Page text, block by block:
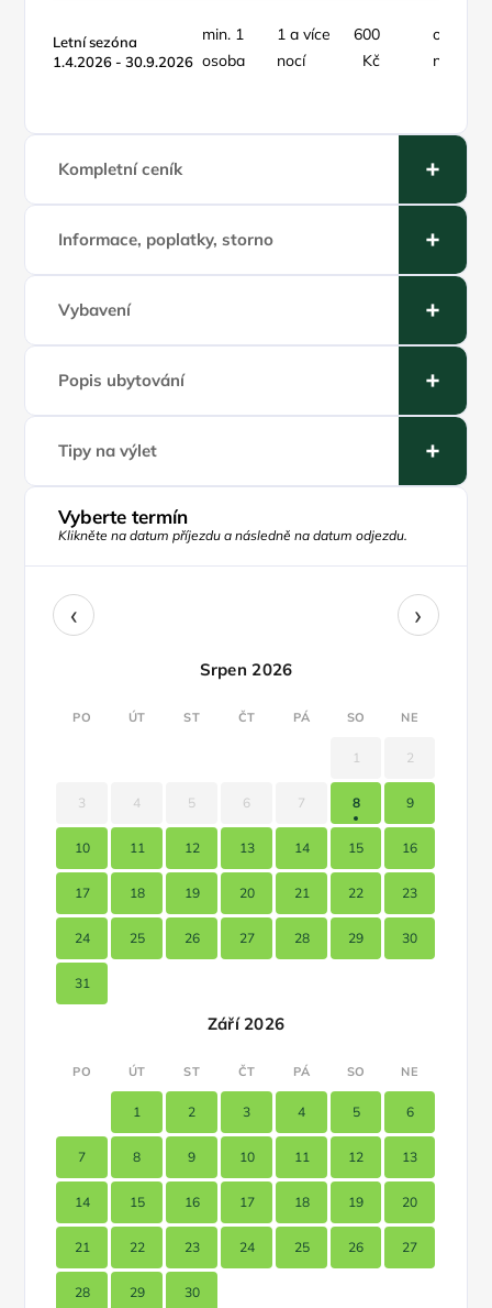
Letní sezóna
1.4.2026 - 30.9.2026
min. 1
osoba
1 a více
nocí
600
Kč
osoba /
noc
Kompletní ceník
Informace, poplatky, storno
Vybavení
Popis ubytování
Tipy na výlet
Vyberte termín
Klikněte na datum příjezdu a následně na datum odjezdu.
‹ ›
Srpen 2026
PO ÚT ST ČT PÁ SO NE
1 2
3 4 5 6 7 8 9
10 11 12 13 14 15 16
17 18 19 20 21 22 23
24 25 26 27 28 29 30
31
Září 2026
PO ÚT ST ČT PÁ SO NE
1 2 3 4 5 6
7 8 9 10 11 12 13
14 15 16 17 18 19 20
21 22 23 24 25 26 27
28 29 30